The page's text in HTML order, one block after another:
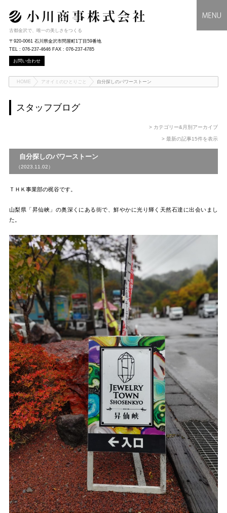
古都金沢で、唯一の美しさをつくる
〒920-0061 石川県金沢市問屋町1丁目59番地
TEL : 076-237-4646 FAX : 076-237-4785
お問い合わせ
HOME アオイミのひとりごと 自分探しのパワーストーン
スタッフブログ
> カテゴリー&月別アーカイブ
> 最新の記事15件を表示
自分探しのパワーストーン
（2023.11.02）
ＴＨＫ事業部の梶谷です。
山梨県「昇仙峡」の奥深くにある街で、鮮やかに光り輝く天然石達に出会いまし
た。